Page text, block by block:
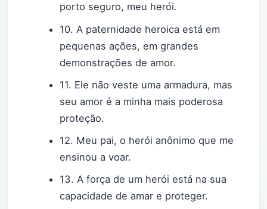
porto seguro, meu herói.
10. A paternidade heroica está em
pequenas ações, em grandes
demonstrações de amor.
11. Ele não veste uma armadura, mas
seu amor é a minha mais poderosa
proteção.
12. Meu pai, o herói anônimo que me
ensinou a voar.
13. A força de um herói está na sua
capacidade de amar e proteger.